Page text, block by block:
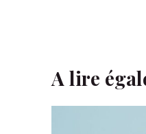
A lire